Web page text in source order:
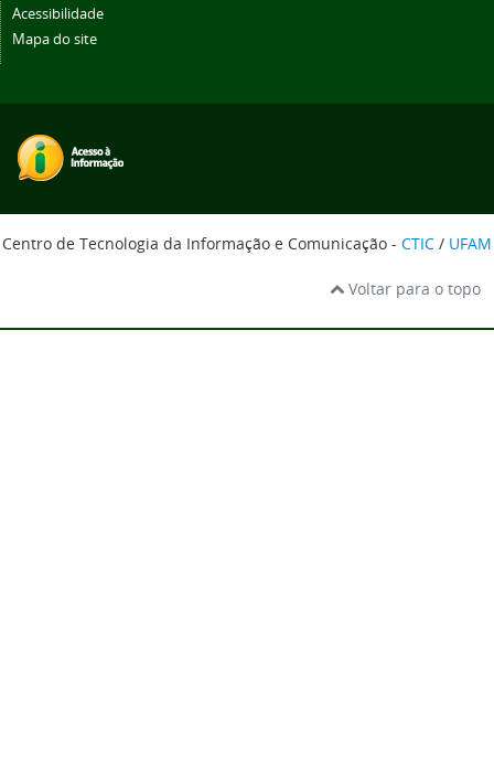
Acessibilidade
Mapa do site
Centro de Tecnologia da Informação e Comunicação - CTIC / UFAM
Voltar para o topo